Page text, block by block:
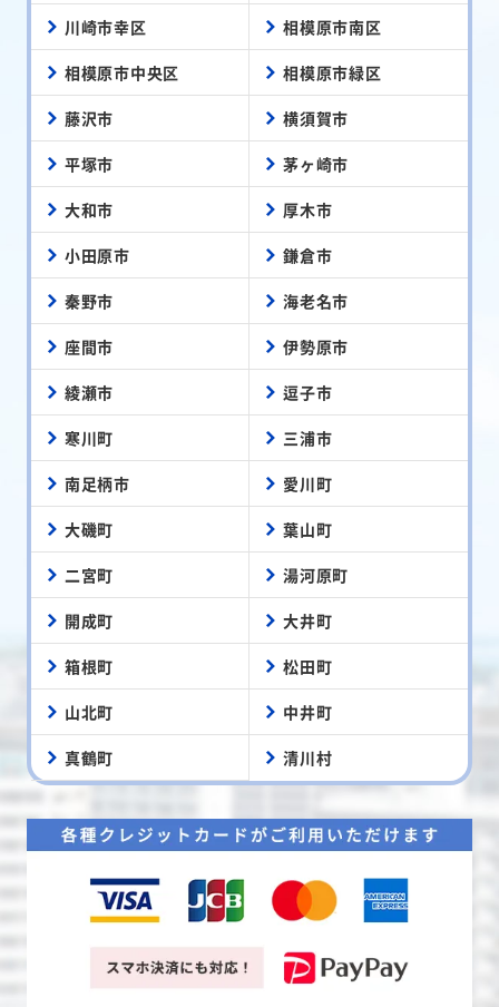
川崎市幸区 相模原市南区
相模原市中央区 相模原市緑区
藤沢市 横須賀市
平塚市 茅ヶ崎市
大和市 厚木市
小田原市 鎌倉市
秦野市 海老名市
座間市 伊勢原市
綾瀬市 逗子市
寒川町 三浦市
南足柄市 愛川町
大磯町 葉山町
二宮町 湯河原町
開成町 大井町
箱根町 松田町
山北町 中井町
真鶴町 清川村